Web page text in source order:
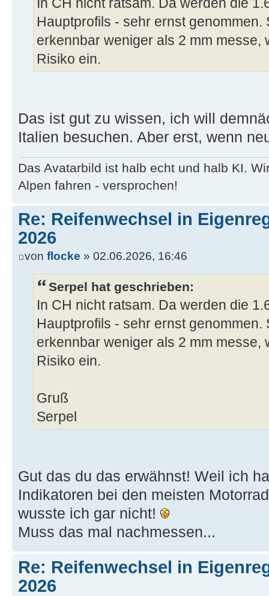
In CH nicht ratsam. Da werden die
Hauptprofils - sehr ernst
erkennbar weniger als 2 mm messe,
Risiko ein.
Das ist gut zu wissen, ich will
Italien besuchen. Aber erst, wenn
Das Avatarbild ist halb echt und halb KI.
Alpen fahren - versprochen!
Re: Reifenwechsel in
2026
von flocke » 02.06.2026, 16:46
Serpel hat geschrieben:
In CH nicht ratsam. Da werden die
Hauptprofils - sehr ernst
erkennbar weniger als 2 mm messe,
Risiko ein.
Gruß
Serpel
Gut das du das erwähnst! Weil ich
Indikatoren bei den meisten
wusste ich gar nicht!
Muss das mal nachmessen...
Re: Reifenwechsel in
2026